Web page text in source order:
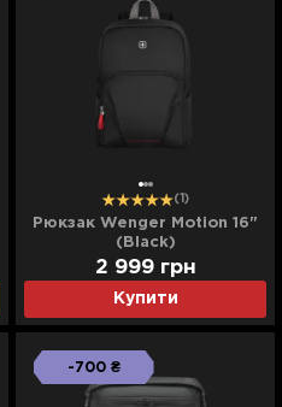
(1)
Рюкзак Wenger Motion 16"
(Black)
Купити
2 999 грн
-700 ₴